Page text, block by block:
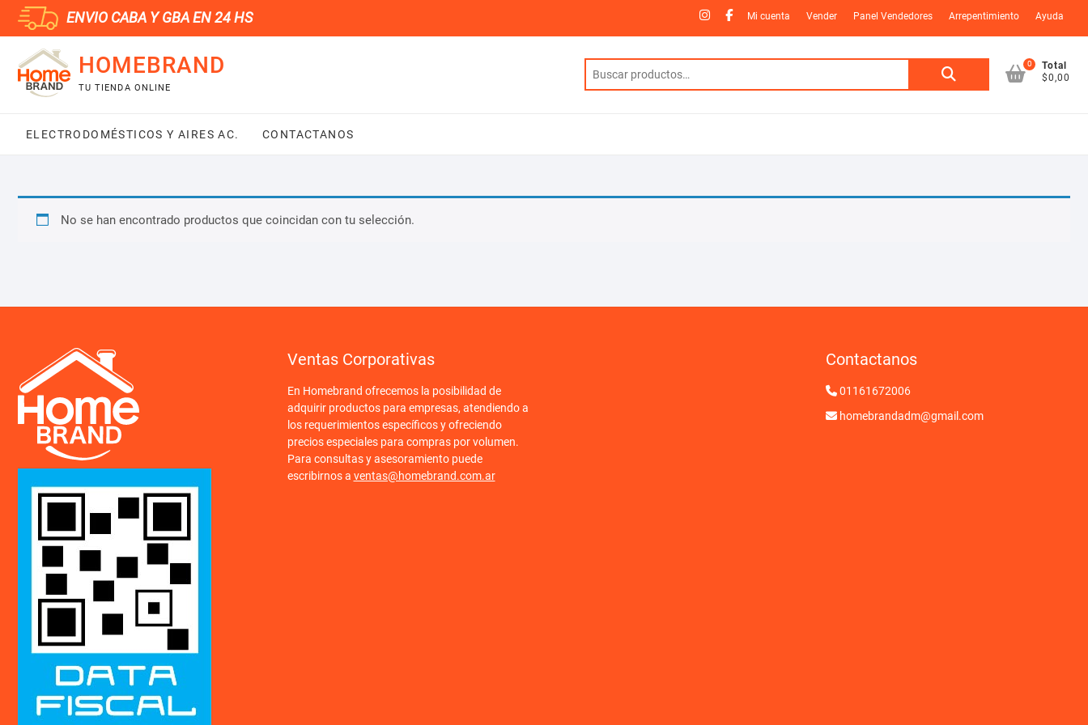
Saltar
contenido
ENVIO CABA Y GBA EN 24 HS Instagram
Facebook
Mi cuenta Vender Panel Vendedores Arrepentimiento Ayuda
HOMEBRAND
TU TIENDA ONLINE
Buscar
0
Total
$0,00
ELECTRODOMÉSTICOS Y AIRES AC. CONTACTANOS
No se han encontrado productos que coincidan con tu selección.
Ventas Corporativas
En Homebrand ofrecemos la posibilidad de
adquirir productos para empresas, atendiendo a
los requerimientos específicos y ofreciendo
precios especiales para compras por volumen.
Para consultas y asesoramiento puede
escribirnos a ventas@homebrand.com.ar
Contactanos
01161672006
homebrandadm@gmail.com